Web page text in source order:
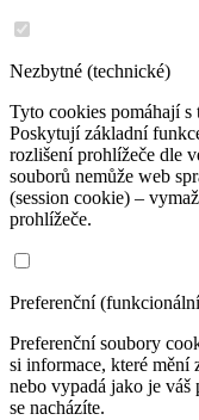
Nezbytné (technické)
Tyto cookies pomáhají
Poskytují základní
rozlišení prohlížeče dle
souborů nemůže web
(session cookie) –
prohlížeče.
Preferenční
Preferenční soubory
si informace, které mění
nebo vypadá jako je
se nacházíte.